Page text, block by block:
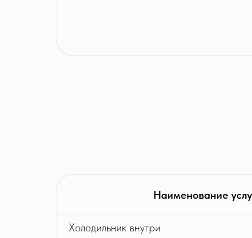
Наименование
Холодильник внутри